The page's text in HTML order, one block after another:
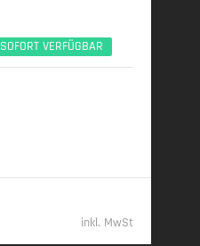
SOFORT VERFÜGBAR
inkl. MwSt